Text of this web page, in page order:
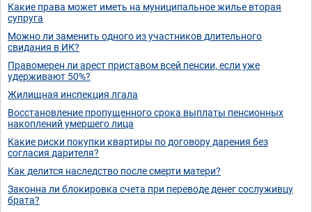
Какие права может иметь на муниципальное жилье вторая
супруга
Можно ли заменить одного из участников длительного
свидания в ИК?
Правомерен ли арест приставом всей пенсии, если уже
удерживают 50%?
Жилищная инспекция лгала
Восстановление пропущенного срока выплаты пенсионных
накоплений умершего лица
Какие риски покупки квартиры по договору дарения без
согласия дарителя?
Как делится наследство после смерти матери?
Законна ли блокировка счета при переводе денег сослуживцу
брата?